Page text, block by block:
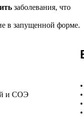
заболевания, что
в запущенной форме.
и СОЭ